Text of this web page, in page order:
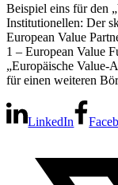
Beispiel eins für den
Institutionellen: Der
European Value
1 – European Value
„Europäische Value-
für einen weiteren
LinkedIn